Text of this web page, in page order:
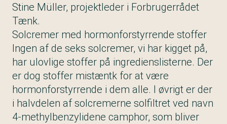
Stine Müller, projektleder i Forbrugerrådet
Tænk.
Solcremer med hormonforstyrrende stoffer
Ingen af de seks solcremer, vi har kigget på,
har ulovlige stoffer på ingredienslisterne. Der
er dog stoffer mistæntk for at være
hormonforstyrrende i dem alle. I øvrigt er der
i halvdelen af solcremerne solfiltret ved navn
4-methylbenzylidene camphor, som bliver